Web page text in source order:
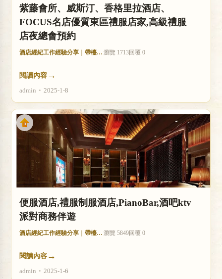
紫藤會所、威斯汀、香格里拉酒店、
FOCUS名店優質東區禮服店家,高級禮服
店夜總會預約
酒店經紀工作經驗分享｜帶檯技巧與收入分析 瀏覽 1713回覆 0
閱讀內容 →
admin • 2025-1-8
便服酒店,禮服制服酒店,PianoBar,酒吧ktv
派對商務伴遊
酒店經紀工作經驗分享｜帶檯技巧與收入分析 瀏覽 5849回覆 0
閱讀內容 →
admin • 2025-1-6